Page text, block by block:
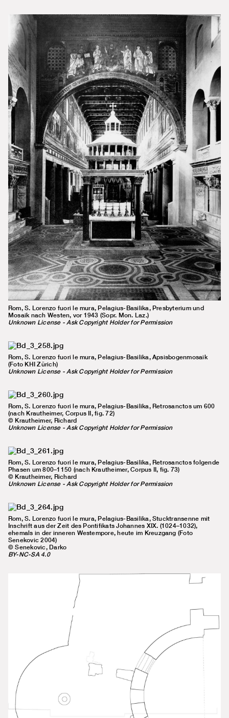
Rom, S. Lorenzo fuori le mura, Pelagius-Basilika, Presbyterium und
Mosaik nach Westen, vor 1943 (Sopr. Mon. Laz.)
Unknown License - Ask Copyright Holder for Permission
Rom, S. Lorenzo fuori le mura, Pelagius-Basilika, Apsisbogenmosaik
(Foto KHI Zürich)
Unknown License - Ask Copyright Holder for Permission
Rom, S. Lorenzo fuori le mura, Pelagius-Basilika, Retrosanctos um 600
(nach Krautheimer, Corpus II, fig. 72)
© Krautheimer, Richard
Unknown License - Ask Copyright Holder for Permission
Rom, S. Lorenzo fuori le mura, Pelagius-Basilika, Retrosanctos folgende
Phasen um 800–1150 (nach Krautheimer, Corpus II, fig. 73)
© Krautheimer, Richard
Unknown License - Ask Copyright Holder for Permission
Rom, S. Lorenzo fuori le mura, Pelagius-Basilika, Stucktransenne mit
Inschrift aus der Zeit des Pontifikats Johannes XIX. (1024–1032),
ehemals in der inneren Westempore, heute im Kreuzgang (Foto
Senekovic 2004)
© Senekovic, Darko
BY-NC-SA 4.0